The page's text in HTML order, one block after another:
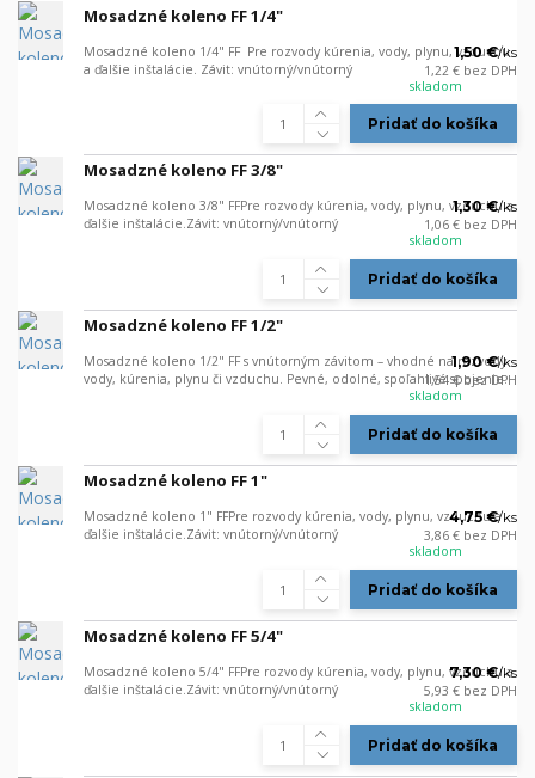
Mosadzné koleno FF 1/4"
Mosadzné koleno 1/4" FF Pre rozvody kúrenia, vody, plynu, vzduchu
a ďalšie inštalácie. Závit: vnútorný/vnútorný
1,50 €/ks
1,22 € bez DPH
skladom
Pridať do košíka
Mosadzné koleno FF 3/8"
Mosadzné koleno 3/8" FFPre rozvody kúrenia, vody, plynu, vzduchu a
ďalšie inštalácie.Závit: vnútorný/vnútorný
1,30 €/ks
1,06 € bez DPH
skladom
Pridať do košíka
Mosadzné koleno FF 1/2"
Mosadzné koleno 1/2" FF s vnútorným závitom – vhodné na rozvody
vody, kúrenia, plynu či vzduchu. Pevné, odolné, spoľahlivé spojenie.
1,90 €/ks
1,54 €bez DPH
skladom
Pridať do košíka
Mosadzné koleno FF 1"
Mosadzné koleno 1" FFPre rozvody kúrenia, vody, plynu, vzduchu a
ďalšie inštalácie.Závit: vnútorný/vnútorný
4,75 €/ks
3,86 € bez DPH
skladom
Pridať do košíka
Mosadzné koleno FF 5/4"
Mosadzné koleno 5/4" FFPre rozvody kúrenia, vody, plynu, vzduchu a
ďalšie inštalácie.Závit: vnútorný/vnútorný
7,30 €/ks
5,93 € bez DPH
skladom
Pridať do košíka